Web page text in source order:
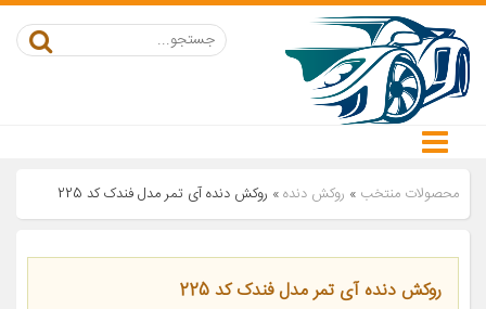
محصولات منتخب » روکش دنده» روکش دنده آی تمر مدل فندک کد 225
روکش دنده آی تمر مدل فندک کد 225